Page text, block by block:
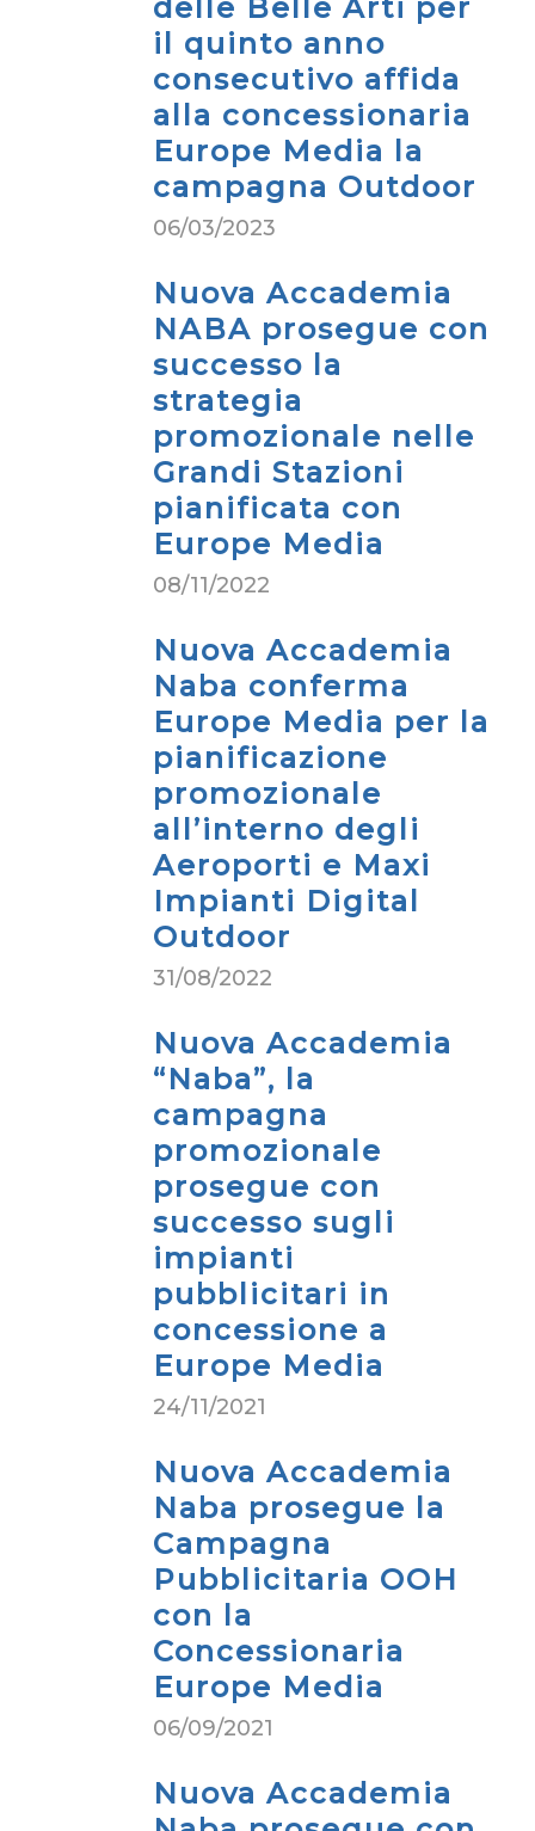
delle Belle Arti per
il quinto anno
consecutivo affida
alla concessionaria
Europe Media la
campagna Outdoor
06/03/2023
Nuova Accademia
NABA prosegue con
successo la
strategia
promozionale nelle
Grandi Stazioni
pianificata con
Europe Media
08/11/2022
Nuova Accademia
Naba conferma
Europe Media per la
pianificazione
promozionale
all’interno degli
Aeroporti e Maxi
Impianti Digital
Outdoor
31/08/2022
Nuova Accademia
“Naba”, la
campagna
promozionale
prosegue con
successo sugli
impianti
pubblicitari in
concessione a
Europe Media
24/11/2021
Nuova Accademia
Naba prosegue la
Campagna
Pubblicitaria OOH
con la
Concessionaria
Europe Media
06/09/2021
Nuova Accademia